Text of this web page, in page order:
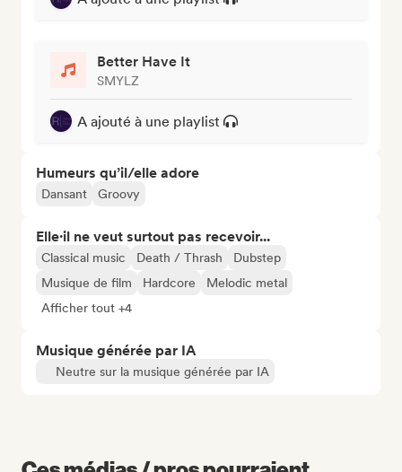
Better Have It
SMYLZ
A ajouté à une playlist
Humeurs qu’il/elle adore
Dansant Groovy
Elle·il ne veut surtout pas recevoir...
Classical music Death / Thrash
Dubstep
Musique de film
Hardcore
Melodic metal
Afficher tout +4
Musique générée par IA
Neutre sur la musique générée par IA